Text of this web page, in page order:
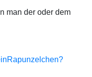
man der oder dem